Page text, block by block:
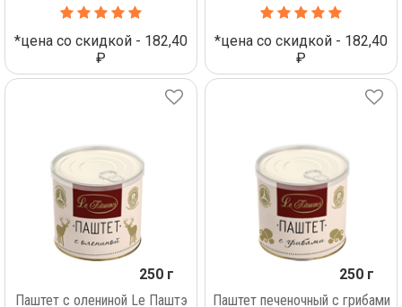
*цена со скидкой - 182,40
₽
*цена со скидкой - 182,40
₽
250 г
Паштет с олениной Lе Паштэ
250 г
Паштет печеночный с грибами